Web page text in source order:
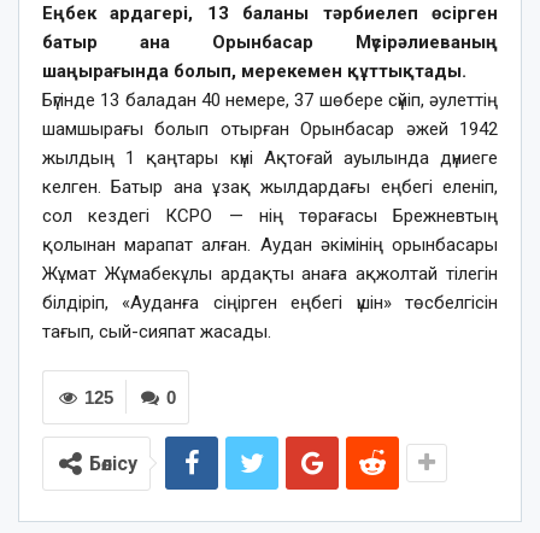
Еңбек ардагері, 13 баланы тәрбиелеп өсірген
батыр ана Орынбасар Мүсірәлиеваның
шаңырағында болып, мерекемен құттықтады.
Бүгінде 13 баладан 40 немере, 37 шөбере сүйіп, әулеттің
шамшырағы болып отырған Орынбасар әжей 1942
жылдың 1 қаңтары күні Ақтоғай ауылында дүниеге
келген. Батыр ана ұзақ жылдардағы еңбегі еленіп,
сол кездегі КСРО — нің төрағасы Брежневтың
қолынан марапат алған. Аудан әкімінің орынбасары
Жұмат Жұмабекұлы ардақты анаға ақжолтай тілегін
білдіріп, «Ауданға сіңірген еңбегі үшін» төсбелгісін
тағып, сый-сияпат жасады.
0
125
Бөлісу